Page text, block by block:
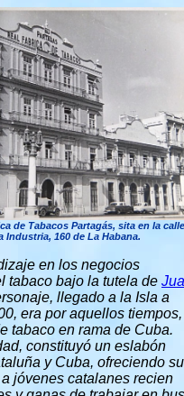
de Tabacos Partagás, sita en la
Industria, 160 de La Habana.
en los negocios
tabaco bajo la tutela de
llegado a la Isla a
era por aquellos
tabaco en rama de Cuba.
constituyó un eslabón
y Cuba, ofreciendo
jóvenes catalanes recien